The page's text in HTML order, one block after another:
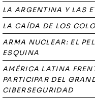
LA ARGENTINA Y LAS
LA CAÍDA DE LOS
ARMA NUCLEAR: EL
ESQUINA
AMÉRICA LATINA
PARTICIPAR DEL
CIBERSEGURIDAD